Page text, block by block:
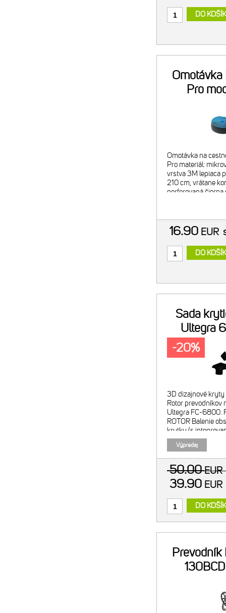
DO
Omotávka
Pro
Omotávka na
Pro materiál:
vrstva 3M lepiaca
210 cm, vrátane
perforovaná
16.90 EUR
DO
Sada
Ultegra
3D dizajnové
Rotor
Ultegra FC-6800.
ROTOR Balenie
krytku (s
skrutku Rotor.
Výpredaj
-20%
50.00EUR
39.90 EUR
DO
Prevodník